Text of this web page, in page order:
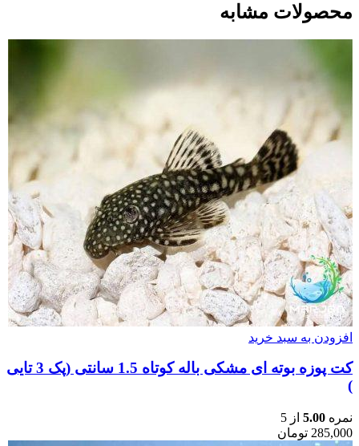
محصولات مشابه
افزودن به سبد خرید
کت پوزه بوته ای مشکی باله کوتاه 1.5 سانتی (پک 3 تایی
)
نمره 5.00 از 5
285,000 تومان